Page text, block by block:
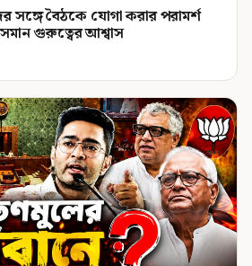
সঙ্গে বৈঠকে যোগা করার পরামর্শ
গুরুত্বের আশ্বাস